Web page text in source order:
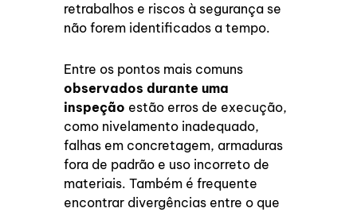
retrabalhos e riscos à segurança se
não forem identificados a tempo.
Entre os pontos mais comuns
observados durante uma
inspeção estão erros de execução,
como nivelamento inadequado,
falhas em concretagem, armaduras
fora de padrão e uso incorreto de
materiais. Também é frequente
encontrar divergências entre o que